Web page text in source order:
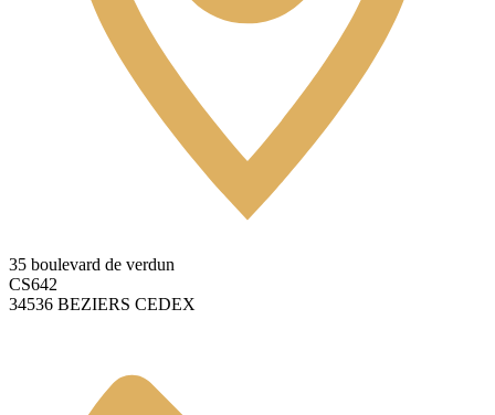
35 boulevard de verdun
CS642
34536 BEZIERS CEDEX